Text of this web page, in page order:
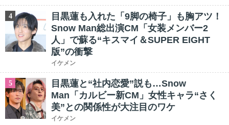
4
目黒蓮も入れた「9脚の椅子」も胸アツ！
Snow Man総出演CM「女装メンバー2
人」で蘇る“キスマイ＆SUPER EIGHT
版”の衝撃
イケメン
5
目黒蓮と“社内恋愛”説も…Snow
Man「カルビー新CM」女性キャラ“さく
美”との関係性が大注目のワケ
イケメン